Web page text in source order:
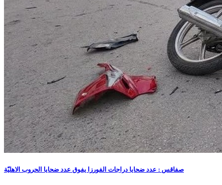
صفاقس : عدد ضحايا دراجات الفورزا يفوق عدد ضحايا الحروب الاهليّة